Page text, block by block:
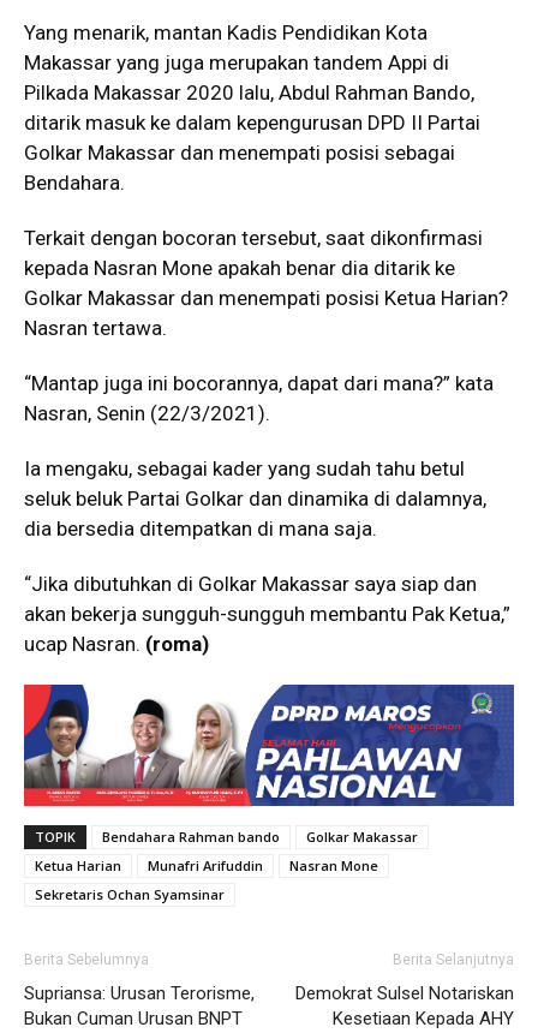
Yang menarik, mantan Kadis Pendidikan Kota
Makassar yang juga merupakan tandem Appi di
Pilkada Makassar 2020 lalu, Abdul Rahman Bando,
ditarik masuk ke dalam kepengurusan DPD II Partai
Golkar Makassar dan menempati posisi sebagai
Bendahara.
Terkait dengan bocoran tersebut, saat dikonfirmasi
kepada Nasran Mone apakah benar dia ditarik ke
Golkar Makassar dan menempati posisi Ketua Harian?
Nasran tertawa.
“Mantap juga ini bocorannya, dapat dari mana?” kata
Nasran, Senin (22/3/2021).
Ia mengaku, sebagai kader yang sudah tahu betul
seluk beluk Partai Golkar dan dinamika di dalamnya,
dia bersedia ditempatkan di mana saja.
“Jika dibutuhkan di Golkar Makassar saya siap dan
akan bekerja sungguh-sungguh membantu Pak Ketua,”
ucap Nasran. (roma)
TOPIK Bendahara Rahman bando
Golkar Makassar
Ketua Harian
Munafri Arifuddin
Nasran Mone
Sekretaris Ochan Syamsinar
Berita Sebelumnya
Supriansa: Urusan Terorisme,
Bukan Cuman Urusan BNPT
Berita Selanjutnya
Demokrat Sulsel Notariskan
Kesetiaan Kepada AHY